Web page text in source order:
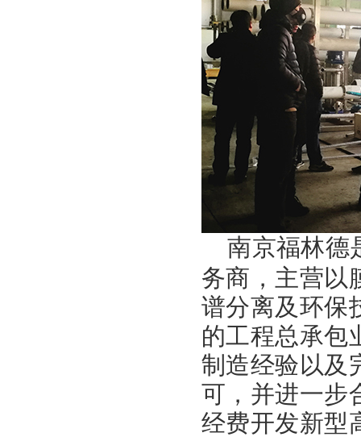
南京福林德
务商，主营以
谱分离及环保
的工程总承包
制造经验以及
可，并进一步
经费开发新型